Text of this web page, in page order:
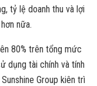
tỷ lệ doanh thu và lợi
nữa.
80% trên tổng mức
dụng tài chính và tính
Group kiên trì